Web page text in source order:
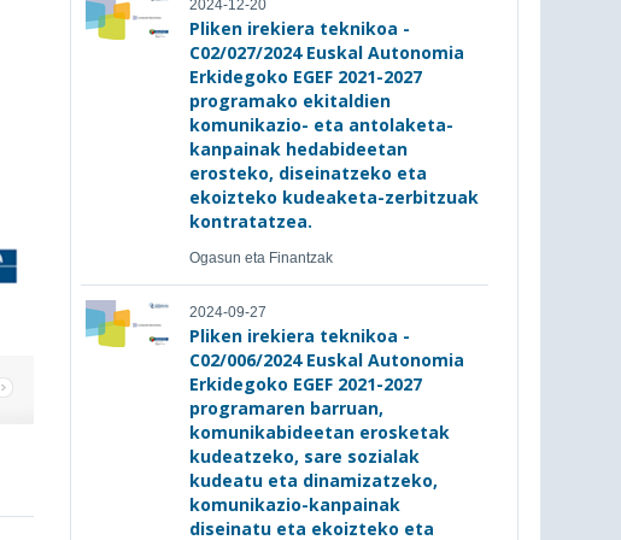
2024-12-20
Pliken irekiera teknikoa -
C02/027/2024 Euskal Autonomia
Erkidegoko EGEF 2021-2027
programako ekitaldien
komunikazio- eta antolaketa-
kanpainak hedabideetan
erosteko, diseinatzeko eta
ekoizteko kudeaketa-zerbitzuak
kontratatzea.
Ogasun eta Finantzak
2024-09-27
Pliken irekiera teknikoa -
C02/006/2024 Euskal Autonomia
Erkidegoko EGEF 2021-2027
programaren barruan,
komunikabideetan erosketak
kudeatzeko, sare sozialak
kudeatu eta dinamizatzeko,
komunikazio-kanpainak
diseinatu eta ekoizteko eta